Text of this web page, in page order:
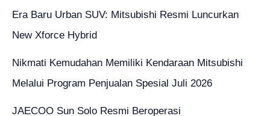
Era Baru Urban SUV: Mitsubishi Resmi Luncurkan
New Xforce Hybrid
Nikmati Kemudahan Memiliki Kendaraan Mitsubishi
Melalui Program Penjualan Spesial Juli 2026
JAECOO Sun Solo Resmi Beroperasi